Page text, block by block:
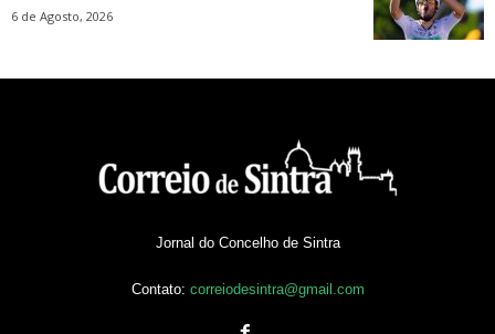
6 de Agosto, 2026
Jornal do Concelho de Sintra
Contato: correiodesintra@gmail.com